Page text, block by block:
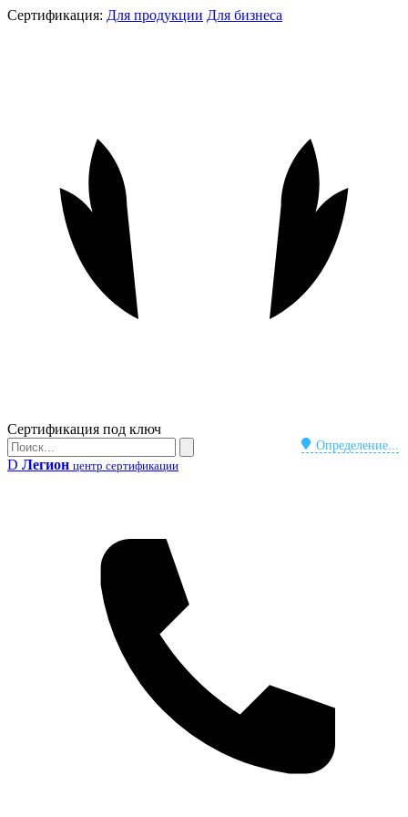
Сертификация: Для продукции Для бизнеса
Бейдж
Сертификация под ключ
Определение...
Поиск
Поиск
D Легион центр сертификации